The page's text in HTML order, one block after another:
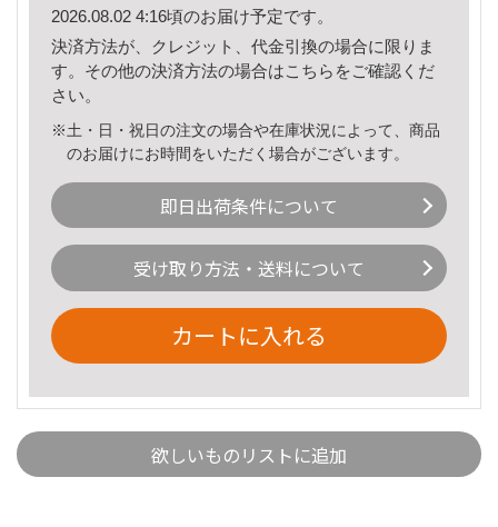
2026.08.02 4:16頃のお届け予定です。
決済方法が、クレジット、代金引換の場合に限りま
す。その他の決済方法の場合はこちら をご確認くだ
さい。
※土・日・祝日の注文の場合や在庫状況によって、商品
のお届けにお時間をいただく場合がございます。
即日出荷条件について
受け取り方法・送料について
カートに入れる
欲しいものリストに追加